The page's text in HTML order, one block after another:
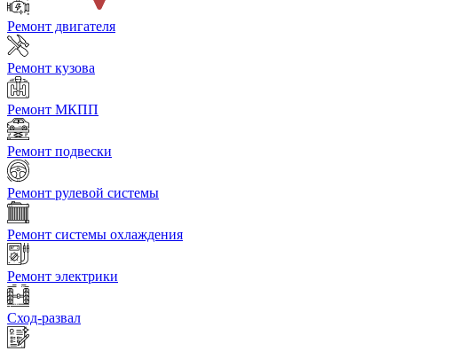
Ремонт двигателя
Ремонт кузова
Ремонт МКПП
Ремонт подвески
Ремонт рулевой системы
Ремонт системы охлаждения
Ремонт электрики
Сход-развал